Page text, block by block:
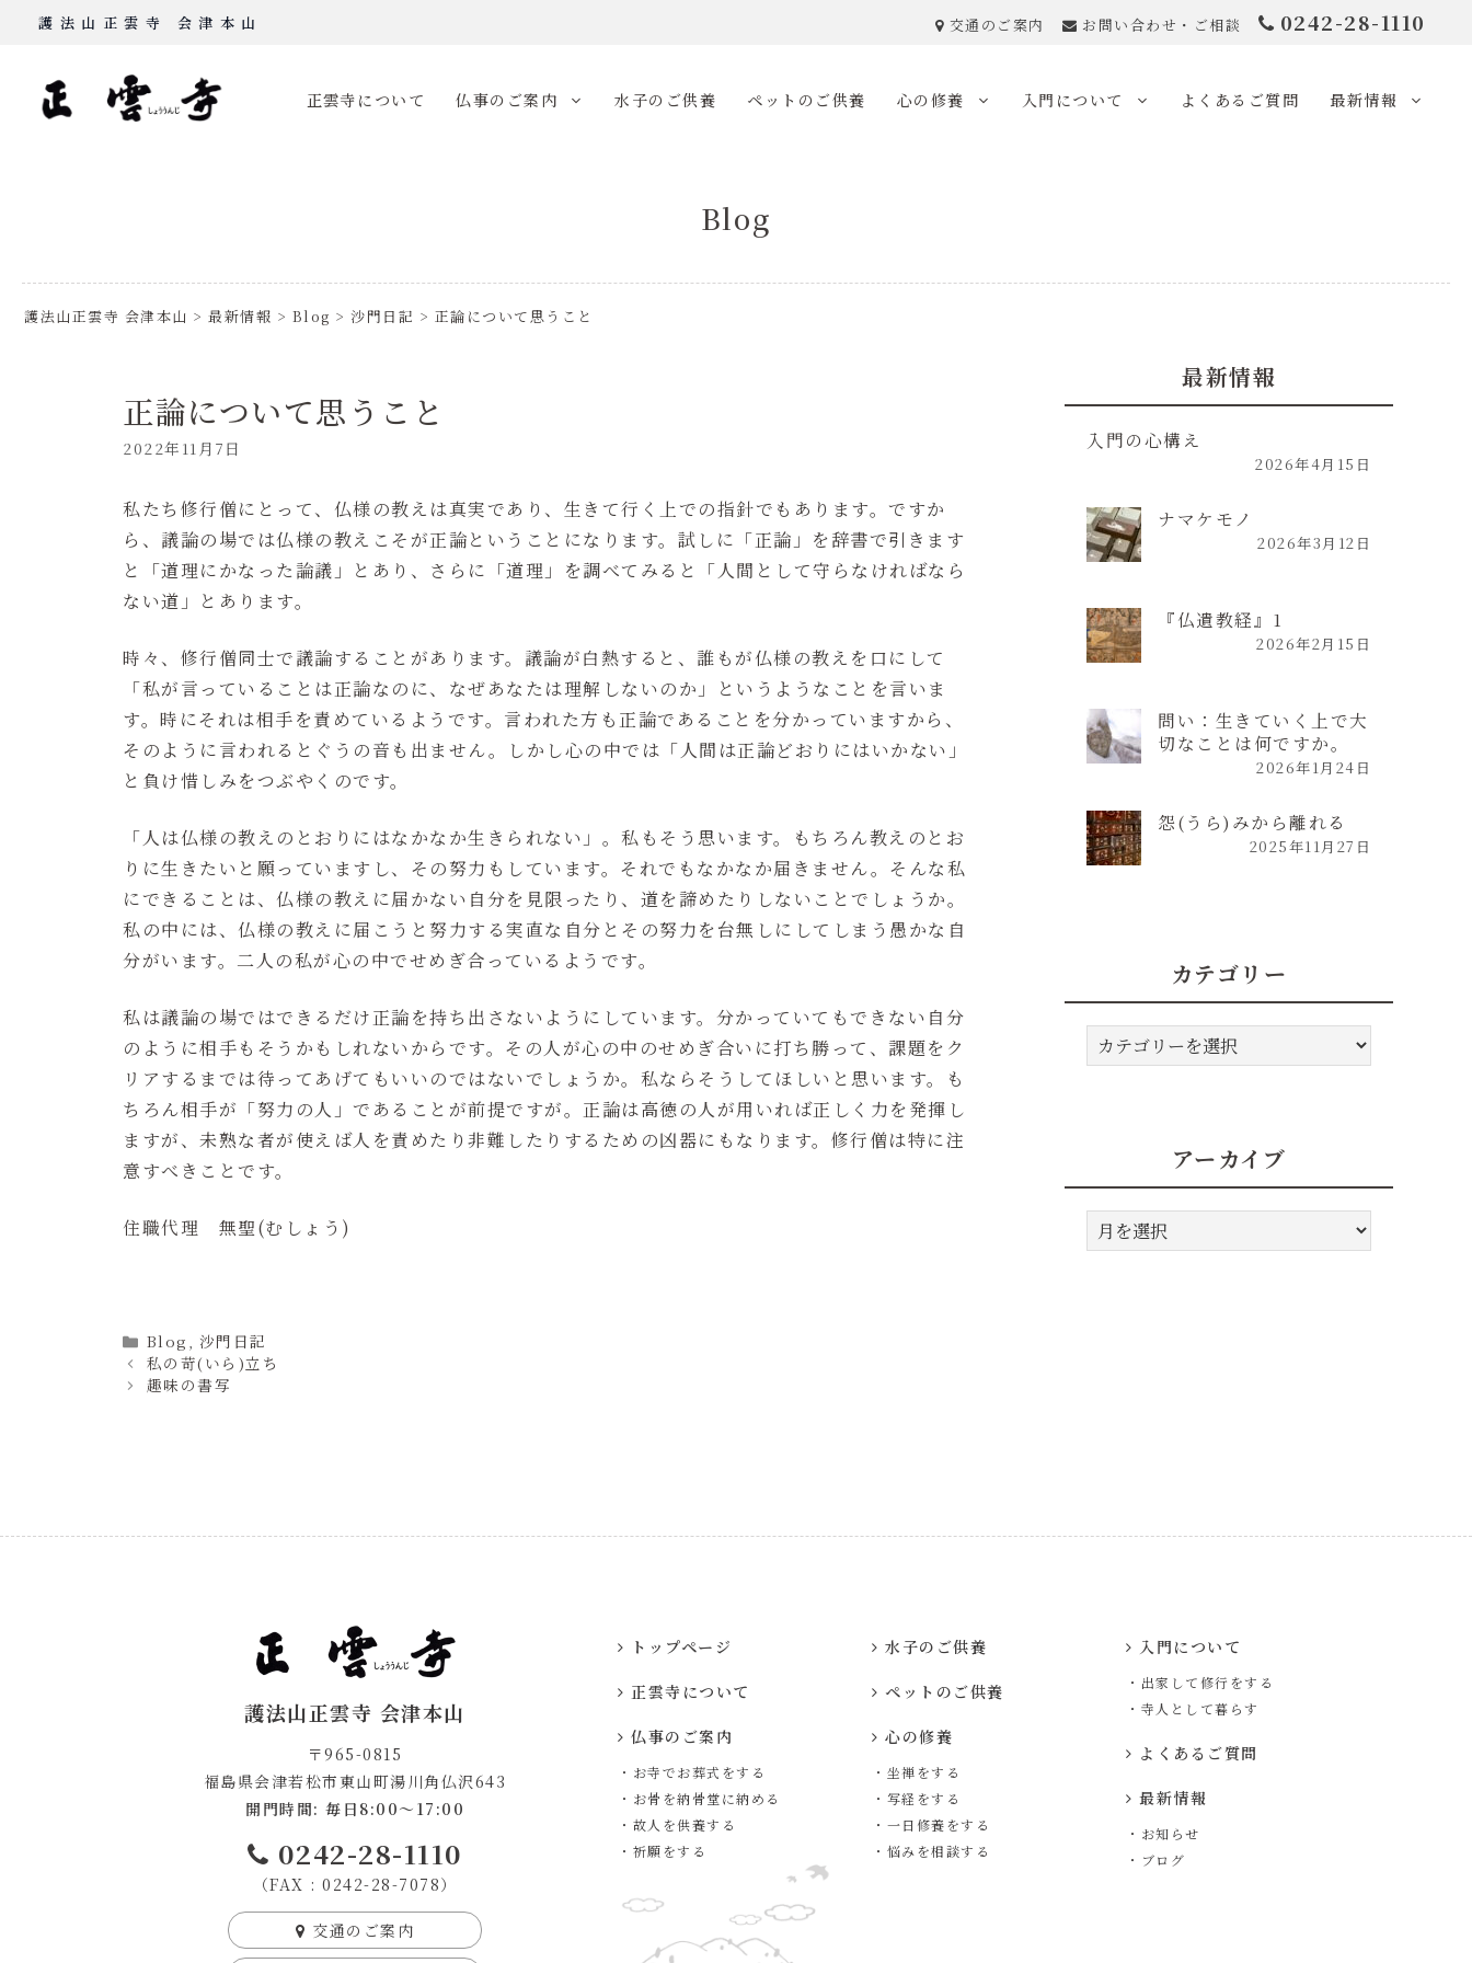
Skip
content
護法山正雲寺 会津本山 交通のご案内 お問い合わせ・ご相談 0242-28-1110
正雲寺について 仏事のご案内 水子のご供養 ペットのご供養 心の修養 入門について よくあるご質問 最新情報
Blog
護法山正雲寺 会津本山 > 最新情報 > Blog > 沙門日記 > 正論について思うこと
正論について思うこと
2022年11月7日
私たち修行僧にとって、仏様の教えは真実であり、生きて行く上での指針でもあります。ですか
ら、議論の場では仏様の教えこそが正論ということになります。試しに「正論」を辞書で引きます
と「道理にかなった論議」とあり、さらに「道理」を調べてみると「人間として守らなければなら
ない道」とあります。
時々、修行僧同士で議論することがあります。議論が白熱すると、誰もが仏様の教えを口にして
「私が言っていることは正論なのに、なぜあなたは理解しないのか」というようなことを言いま
す。時にそれは相手を責めているようです。言われた方も正論であることを分かっていますから、
そのように言われるとぐうの音も出ません。しかし心の中では「人間は正論どおりにはいかない」
と負け惜しみをつぶやくのです。
「人は仏様の教えのとおりにはなかなか生きられない」。私もそう思います。もちろん教えのとお
りに生きたいと願っていますし、その努力もしています。それでもなかなか届きません。そんな私
にできることは、仏様の教えに届かない自分を見限ったり、道を諦めたりしないことでしょうか。
私の中には、仏様の教えに届こうと努力する実直な自分とその努力を台無しにしてしまう愚かな自
分がいます。二人の私が心の中でせめぎ合っているようです。
私は議論の場ではできるだけ正論を持ち出さないようにしています。分かっていてもできない自分
のように相手もそうかもしれないからです。その人が心の中のせめぎ合いに打ち勝って、課題をク
リアするまでは待ってあげてもいいのではないでしょうか。私ならそうしてほしいと思います。も
ちろん相手が「努力の人」であることが前提ですが。正論は高徳の人が用いれば正しく力を発揮し
ますが、未熟な者が使えば人を責めたり非難したりするための凶器にもなります。修行僧は特に注
意すべきことです。
住職代理 無聖(むしょう)
Categories
Blog
沙門日記
私の苛(いら)立ち
趣味の書写
最新情報
入門の心構え
2026年4月15日
ナマケモノ
2026年3月12日
『仏遺教経』1
2026年2月15日
問い：生きていく上で大
切なことは何ですか。
2026年1月24日
怨(うら)みから離れる
2025年11月27日
カテゴリー
カ
テ
アーカイブ
ア
ー
護法山正雲寺 会津本山
〒965-0815
福島県会津若松市東山町湯川角仏沢643
開門時間: 毎日8:00～17:00
0242-28-1110
（FAX : 0242-28-7078）
交通のご案内
トップページ
正雲寺について
仏事のご案内
・お寺でお葬式をする
・お骨を納骨堂に納める
・故人を供養する
・祈願をする
水子のご供養
ペットのご供養
心の修養
・坐禅をする
・写経をする
・一日修養をする
・悩みを相談する
入門について
・出家して修行をする
・寺人として暮らす
よくあるご質問
最新情報
・お知らせ
・ブログ